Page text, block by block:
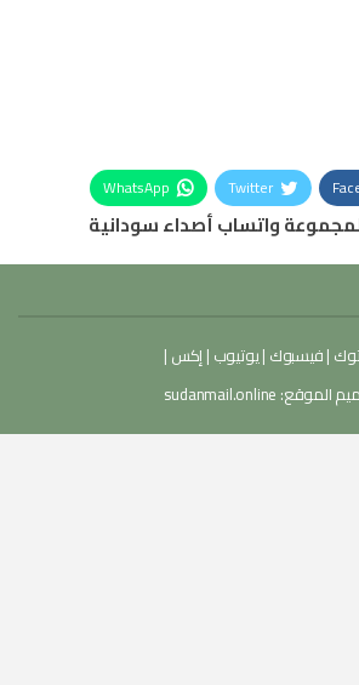
Twitter
WhatsApp
واتساب أصداء سودانية
|فيسبوك |يوتيوب | إكس |
الموقع: sudanmail.online